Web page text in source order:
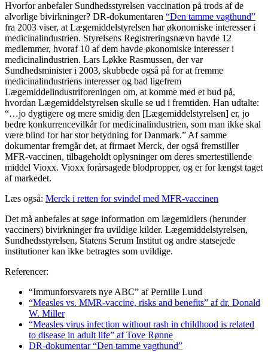
Hvorfor anbefaler Sundhedsstyrelsen vaccination på trods af de
alvorlige bivirkninger? DR-dokumentaren “Den tamme vagthund”
fra 2003 viser, at Lægemiddelstyrelsen har økonomiske interesser i
medicinalindustrien. Styrelsens Registreringsnævn havde 12
medlemmer, hvoraf 10 af dem havde økonomiske interesser i
medicinalindustrien. Lars Løkke Rasmussen, der var
Sundhedsminister i 2003, skubbede også på for at fremme
medicinalindustriens interesser og bad ligefrem
Lægemiddelindustriforeningen om, at komme med et bud på,
hvordan Lægemiddelstyrelsen skulle se ud i fremtiden. Han udtalte:
“…jo dygtigere og mere smidig den [Lægemiddelstyrelsen] er, jo
bedre konkurrencevilkår for medicinalindustrien, som man ikke skal
være blind for har stor betydning for Danmark.” Af samme
dokumentar fremgår det, at firmaet Merck, der også fremstiller
MFR-vaccinen, tilbageholdt oplysninger om deres smertestillende
middel Vioxx. Vioxx forårsagede blodpropper, og er for længst taget
af markedet.
Læs også: Merck i retten for svindel med MFR-vaccinen
Det må anbefales at søge information om lægemidlers (herunder
vacciners) bivirkninger fra uvildige kilder. Lægemiddelstyrelsen,
Sundhedsstyrelsen, Statens Serum Institut og andre statsejede
institutioner kan ikke betragtes som uvildige.
Referencer:
“Immunforsvarets nye ABC” af Pernille Lund
“Measles vs. MMR-vaccine, risks and benefits” af dr. Donald
W. Miller
“Measles virus infection without rash in childhood is related
to disease in adult life” af Tove Rønne
DR-dokumentar “Den tamme vagthund”